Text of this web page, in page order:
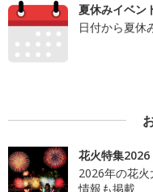
夏休みイベン
日付から夏休
花火特集2026
2026年の花
情報も掲載